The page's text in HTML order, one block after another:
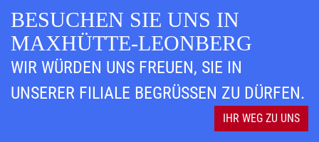
BESUCHEN SIE UNS IN
MAXHÜTTE-LEONBERG
WIR WÜRDEN UNS FREUEN, SIE IN
UNSERER FILIALE BEGRÜSSEN ZU DÜRFEN.
IHR WEG ZU UNS